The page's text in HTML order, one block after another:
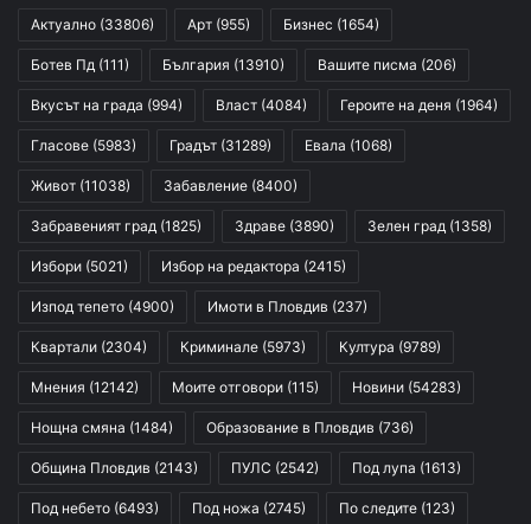
Актуално (33806) Арт (955) Бизнес (1654)
Ботев Пд (111) България (13910) Вашите писма (206)
Вкусът на града (994) Власт (4084) Героите на деня (1964)
Гласове (5983) Градът (31289) Евала (1068)
Живот (11038) Забавление (8400)
Забравеният град (1825) Здраве (3890) Зелен град (1358)
Избори (5021) Избор на редактора (2415)
Изпод тепето (4900) Имоти в Пловдив (237)
Квартали (2304) Криминале (5973) Култура (9789)
Мнения (12142) Моите отговори (115) Новини (54283)
Нощна смяна (1484) Образование в Пловдив (736)
Община Пловдив (2143) ПУЛС (2542) Под лупа (1613)
Под небето (6493) Под ножа (2745) По следите (123)